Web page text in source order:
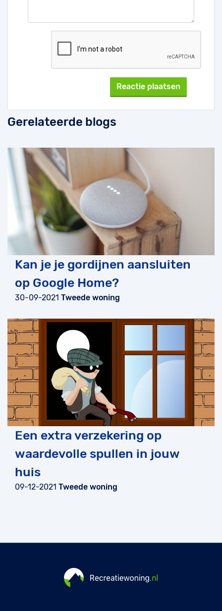
Gerelateerde blogs
Kan je je gordijnen aansluiten
op Google Home?
30-09-2021 Tweede woning
Een extra verzekering op
waardevolle spullen in jouw
huis
09-12-2021 Tweede woning